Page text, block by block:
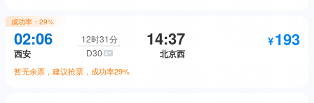
软卧
二等座 抢票
成功率： 29%
02:06
西安
12时31分
D30
14:37
北京西
193
暂无余票，建议抢票，成功率29%